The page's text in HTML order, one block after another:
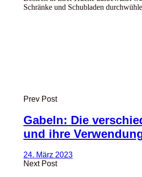
Schränke und Schubladen
Prev Post
Gabeln: Die
und ihre
24. März 2023
Next Post